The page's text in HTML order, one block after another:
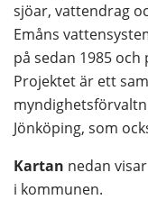
sjöar, vattendrag
Emåns
på sedan 1985
Projektet är ett
Jönköping, som
Kartan nedan
i kommunen.